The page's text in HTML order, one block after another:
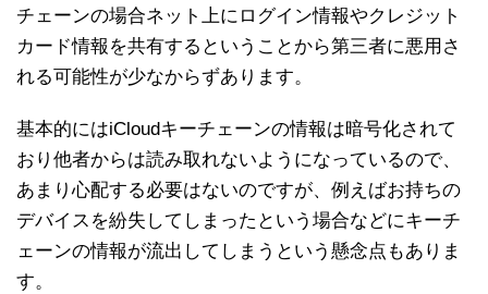
チェーンの場合ネット上にログイン情報やクレジット
カード情報を共有するということから第三者に悪用さ
れる可能性が少なからずあります。
基本的にはiCloudキーチェーンの情報は暗号化されて
おり他者からは読み取れないようになっているので、
あまり心配する必要はないのですが、例えばお持ちの
デバイスを紛失してしまったという場合などにキーチ
ェーンの情報が流出してしまうという懸念点もありま
す。